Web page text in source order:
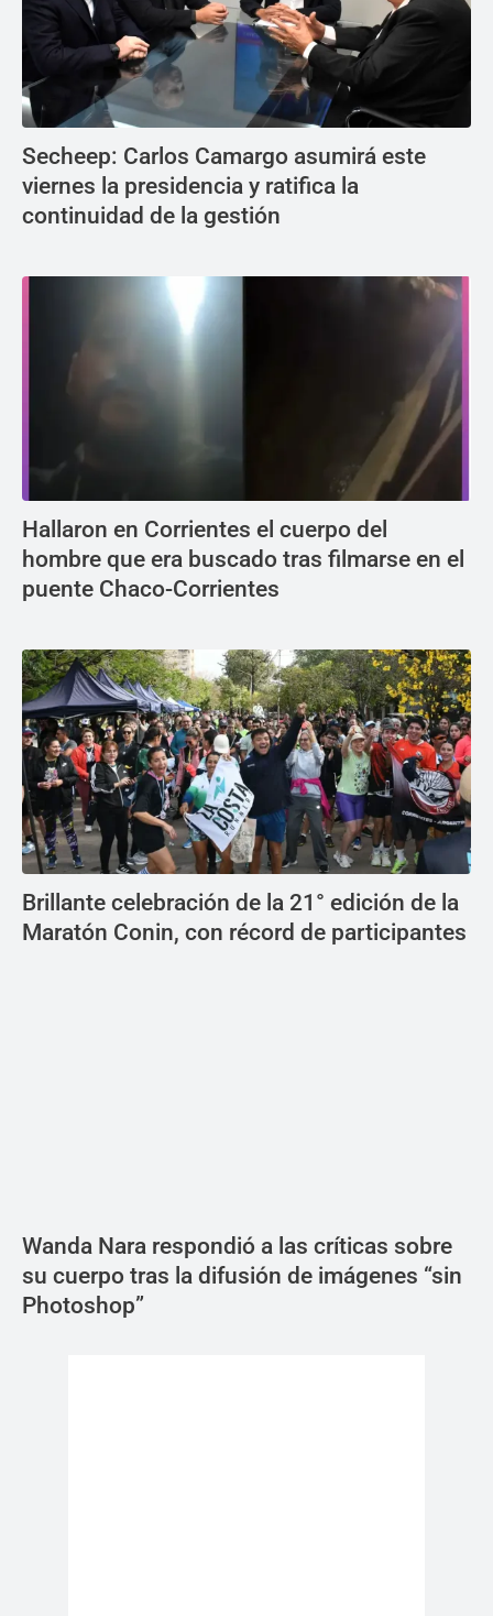
Secheep: Carlos Camargo asumirá este
viernes la presidencia y ratifica la
continuidad de la gestión
Hallaron en Corrientes el cuerpo del
hombre que era buscado tras filmarse en el
puente Chaco-Corrientes
Brillante celebración de la 21° edición de la
Maratón Conin, con récord de participantes
Wanda Nara respondió a las críticas sobre
su cuerpo tras la difusión de imágenes “sin
Photoshop”